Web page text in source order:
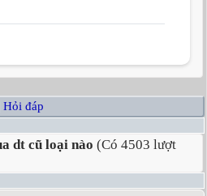
Hỏi đáp
dt cũ loại nào (Có 4503 lượt